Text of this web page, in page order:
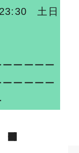
23:30 土日
ーーーー
ーーーー